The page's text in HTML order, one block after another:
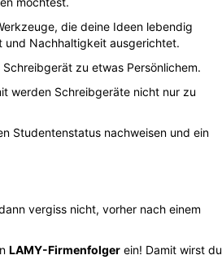
die deine Ideen lebendig
und Nachhaltigkeit ausgerichtet.
zu etwas Persönlichem.
werden Schreibgeräte nicht nur zu
Studentenstatus nachweisen und ein
vergiss nicht, vorher nach einem
LAMY-Firmenfolger ein! Damit wirst du